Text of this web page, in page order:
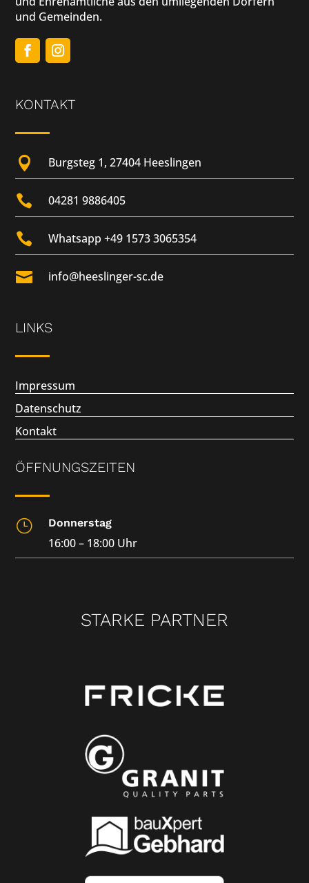
und Gemeinden.
KONTAKT
 Burgsteg 1, 27404 Heeslingen
 04281 9886405
 Whatsapp +49 1573 3065354
 info@heeslinger-sc.de
LINKS
Impressum
Datenschutz
Kontakt
ÖFFNUNGSZEITEN
} Donnerstag
16:00 – 18:00 Uhr
STARKE PARTNER